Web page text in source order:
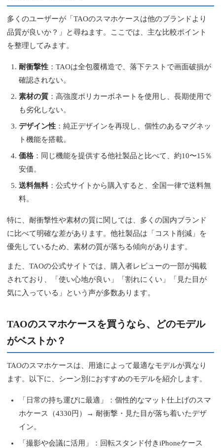
多くのユーザーが「TAOのスマホケースは他のブランドより
品質が良いか？」と尋ねます。ここでは、主な比較ポイント
を整理してみます。
耐衝撃性 ：TAOは全包覆構造で、落下テストで画面破損が
確認されない。
素材の質 ：高強度ポリカーボネートを使用し、長期使用で
も劣化しない。
デザイン性 ：純正デザインを再現し、個性のあるマグネッ
ト機能を搭載。
価格 ：同じ機能を提供する他社製品と比べて、約10〜15％
安価。
送料無料 ：公式サイトから購入すると、全国一律で送料無
料。
特に、耐衝撃性や素材の質に関しては、多くの国内ブランド
に比べて明確な差があります。他社製品は「コスト削減」を
優先しているため、素材の質が落ちる傾向があります。
また、TAOの公式サイトでは、購入者レビューの一部が掲載
されており、「使い心地が良い」「割れにくい」「見た目が
気に入っている」という声が多数あります。
TAOのスマホケースを買うなら、どのモデル
がベストか？
TAOのスマホケースは、用途によって最適なモデルが異なり
ます。以下に、シーン別におすすめのモデルを紹介します。
「日常の持ち運びに最適」：個性的なマット仕上げのスマ
ホケース（4330円）→ 耐衝撃・見た目が落ち着いたデザ
イン。
「撮影や会議に活用」：回転スタンド付きiPhoneケース